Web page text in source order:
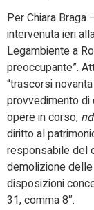
Per Chiara
intervenuta ieri
Legambiente a
preoccupante”.
“trascorsi
provvedimento
opere in corso,
diritto al
responsabile del
demolizione
disposizioni
31, comma 8″.